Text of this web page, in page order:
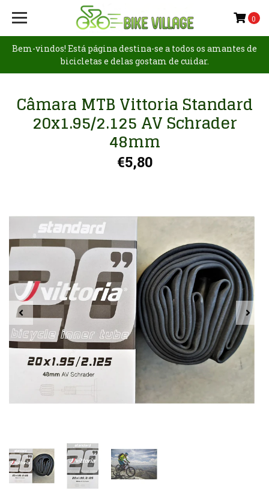
Bem-vindos! Está página destina-se a todos os amantes de
bicicletas e delas gostam de cuidar.
0
Câmara MTB Vittoria Standard
20x1.95/2.125 AV Schrader
48mm
€5,80